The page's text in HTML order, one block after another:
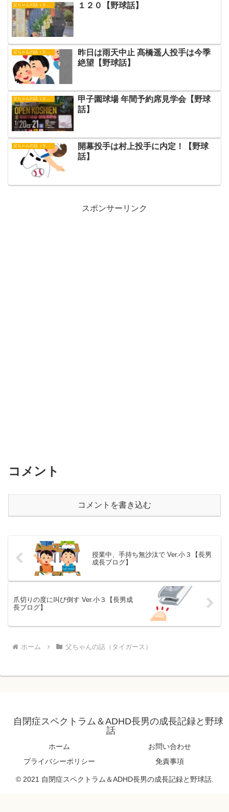
父ちゃんの話（タイガース） １２０【野球話】
昨日は雨天中止 髙橋遥人投手は今季
絶望【野球話】
父ちゃんの話（タイガース）
甲子園球場 年間予約席見学会【野球
話】
父ちゃんの話（タイガース）
開幕投手は村上投手に内定！【野球
話】
スポンサーリンク
コメント
コメントを書き込む
授業中、手持ち無沙汰で Ver.小３【長男
成長ブログ】
爪切りの度に叫び倒す Ver.小３【長男成
長ブログ】
ホーム 父ちゃんの話（タイガース）
自閉症スペクトラム＆ADHD長男の成長記録と野球
話
ホーム
お問い合わせ
プライバシーポリシー
免責事項
© 2021 自閉症スペクトラム＆ADHD長男の成長記録と野球話.